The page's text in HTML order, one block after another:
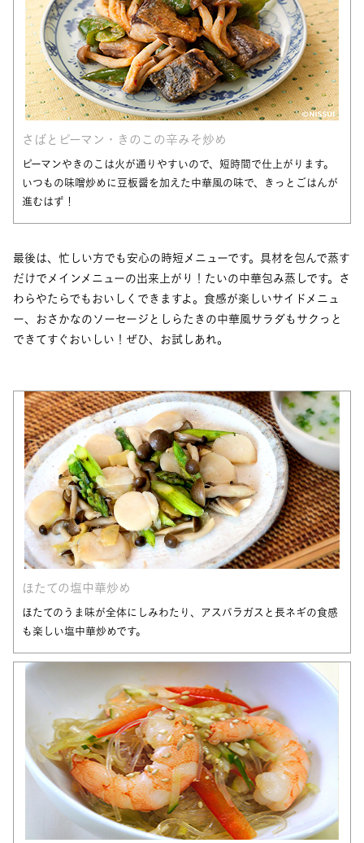
さばとピーマン・きのこの辛みそ炒め
ピーマンやきのこは火が通りやすいので、短時間で仕上がります。
いつもの味噌炒めに豆板醤を加えた中華風の味で、きっとごはんが
進むはず！
最後は、忙しい方でも安心の時短メニューです。具材を包んで蒸す
だけでメインメニューの出来上がり！たいの中華包み蒸しです。さ
わらやたらでもおいしくできますよ。食感が楽しいサイドメニュ
ー、おさかなのソーセージとしらたきの中華風サラダもサクっと
できてすぐおいしい！ぜひ、お試しあれ。
ほたての塩中華炒め
ほたてのうま味が全体にしみわたり、アスパラガスと長ネギの食感
も楽しい塩中華炒めです。